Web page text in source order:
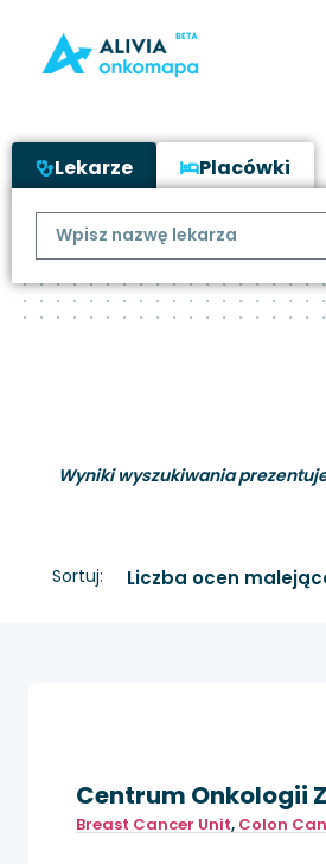
Lekarze Placówki
Wyniki wyszukiwania
Sortuj:
Centrum Onkologii
Breast Cancer Unit, Colon